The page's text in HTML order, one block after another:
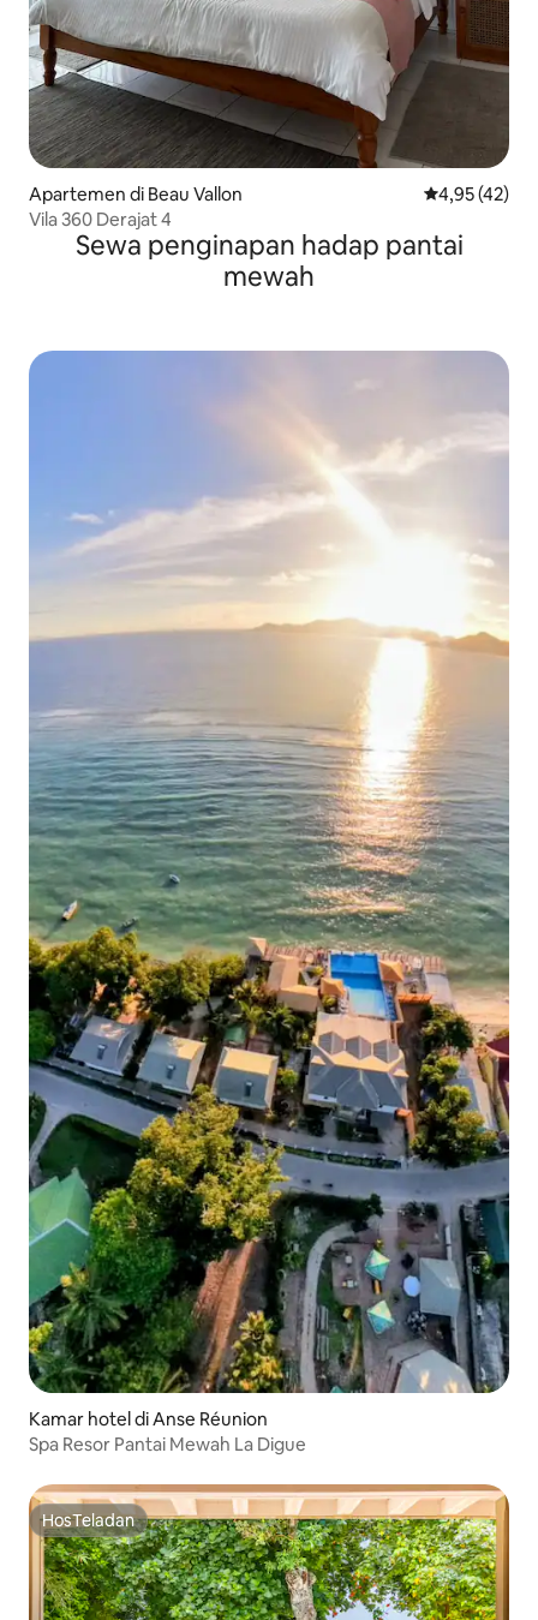
Apartemen di Beau Vallon Nilai rata-rata
4,95 (42)
Vila 360 Derajat 4
Sewa penginapan hadap pantai
mewah
Kamar hotel di Anse Réunion
Spa Resor Pantai Mewah La Digue
HosTeladan
HosTeladan